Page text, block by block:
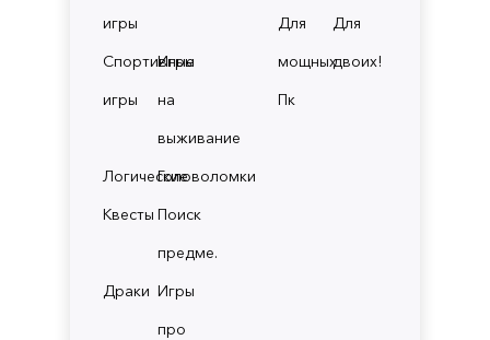
игры
Спортивные
игры
Игры
на
выживание
ЛогическиеГоловоломки
Квесты Поиск
предме.
Драки Игры
про
Для
мощных
Пк
Для
двоих!